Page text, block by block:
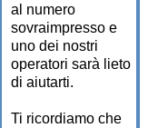
al numero
sovraimpresso e
uno dei nostri
operatori sarà lieto
di aiutarti.
Ti ricordiamo che